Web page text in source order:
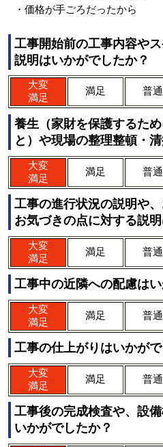
・価格が手ごろだったから
工事開始前の工事内容や
説明はいかがでしたか？
大変
満足
満足 普通
養生（家財を保護するた
と）や現場の整理整頓・
大変
満足
満足 普通
工事の進行状況の説明や
お気づきの点に対する説
大変
満足
満足 普通
工事中の近隣への配慮は
大変
満足
満足 普通
工事の仕上がりはいかがで
大変
満足
満足 普通
工事後の完成検査や、設
いかがでしたか？